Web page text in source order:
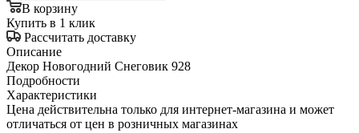
В корзину
Купить в 1 клик
Рассчитать доставку
Описание
Декор Новогодний Снеговик 928
Подробности
Характеристики
Цена действительна только для интернет-магазина и может
отличаться от цен в розничных магазинах